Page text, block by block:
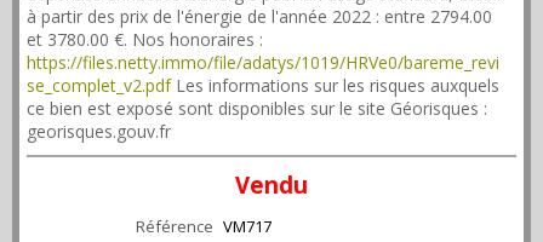
à partir des prix de l'énergie de l'année 2022 : entre 2794.00
et 3780.00 €. Nos honoraires :
https://files.netty.immo/file/adatys/1019/HRVe0/bareme_revi
se_complet_v2.pdfLes informations sur les risques auxquels
ce bien est exposé sont disponibles sur le site Géorisques :
georisques.gouv.fr
Vendu
Référence VM717